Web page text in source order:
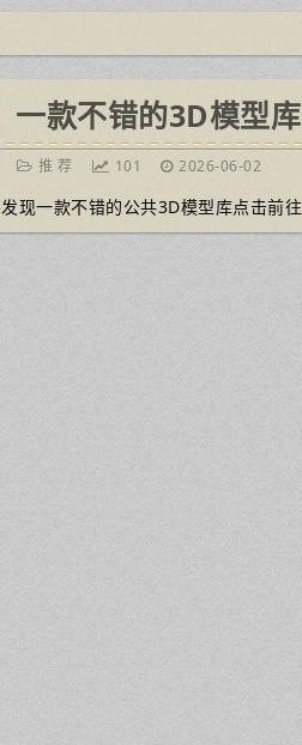
一款不错的3D模型库
推 荐 101 2026-06-02
发现一款不错的公共3D模型库点击前往